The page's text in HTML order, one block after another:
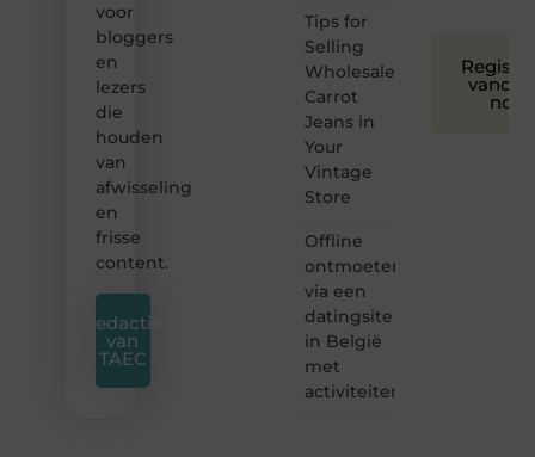
voor
bloggers
en
lezers
die
houden
van
afwisseling
en
frisse
content.
Redactie
van
TAEC
Tips for
Selling
Wholesale
Carrot
Jeans in
Your
Vintage
Store
Offline
ontmoeten
via een
datingsite
in België
met
activiteiten
nog